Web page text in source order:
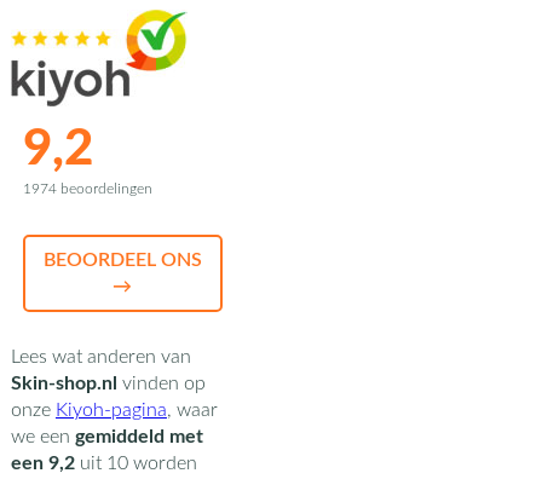
9,2
1974 beoordelingen
BEOORDEEL ONS
→
Lees wat anderen van
Skin-shop.nl vinden op
onze Kiyoh-pagina, waar
we een gemiddeld met
een 9,2uit 10worden